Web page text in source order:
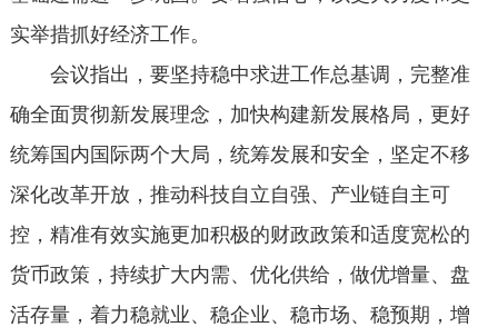
实举措抓好经济工作。
会议指出，要坚持稳中求进工作总基调，完整准
确全面贯彻新发展理念，加快构建新发展格局，更好
统筹国内国际两个大局，统筹发展和安全，坚定不移
深化改革开放，推动科技自立自强、产业链自主可
控，精准有效实施更加积极的财政政策和适度宽松的
货币政策，持续扩大内需、优化供给，做优增量、盘
活存量，着力稳就业、稳企业、稳市场、稳预期，增